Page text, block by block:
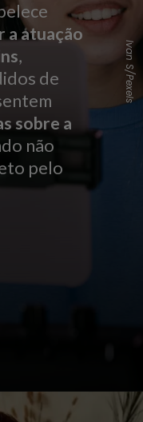
a atuação
,
de
sobre a
não
pelo
Ivan S/Pexels